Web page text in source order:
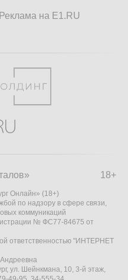
Реклама на E1.RU
18+
Онлайн» (18+)
по надзору в сфере связи,
коммуникаций
№ ФС77-84675 от
ответственностью "ИНТЕРНЕТ
ул. Шейнкмана, 10, 3-й этаж,